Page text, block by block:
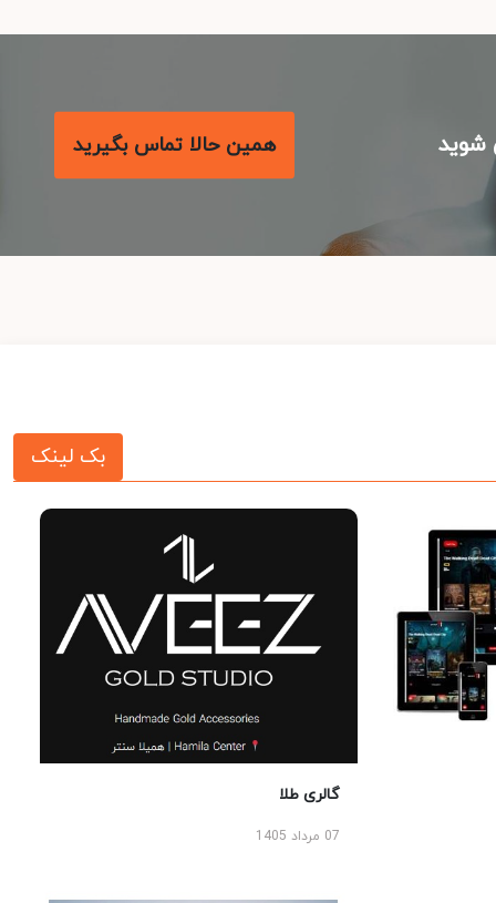
همین حالا تماس بگیرید
بک لینک
گالری طلا
07 مرداد 1405